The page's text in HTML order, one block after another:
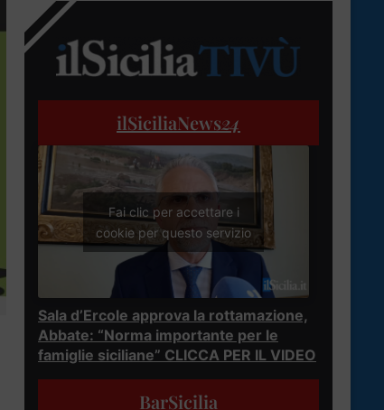
ilSiciliaNews24
Fai clic per accettare i
cookie per questo servizio
Sala d’Ercole approva la rottamazione,
Abbate: “Norma importante per le
famiglie siciliane” CLICCA PER IL VIDEO
BarSicilia